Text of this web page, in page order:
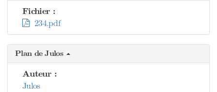
Fichier :
234.pdf
Plan de Julos
Auteur :
Julos